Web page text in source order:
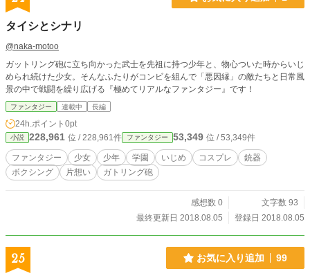
タイシとシナリ
@naka-motoo
ガットリング砲に立ち向かった武士を先祖に持つ少年と、物心ついた時からいじ
められ続けた少女。そんなふたりがコンビを組んで「悪因縁」の敵たちと日常風
景の中で戦闘を繰り広げる『極めてリアルなファンタジー』です！
ファンタジー 連載中 長編
24h.ポイント 0pt
小説 228,961 位 / 228,961件 ファンタジー 53,349 位 / 53,349件
ファンタジー 少女 少年 学園 いじめ コスプレ
銃器
ボクシング
片想い ガトリング砲
感想数 0
文字数 93
最終更新日 2018.08.05
登録日 2018.08.05
25 お気に入り追加 99